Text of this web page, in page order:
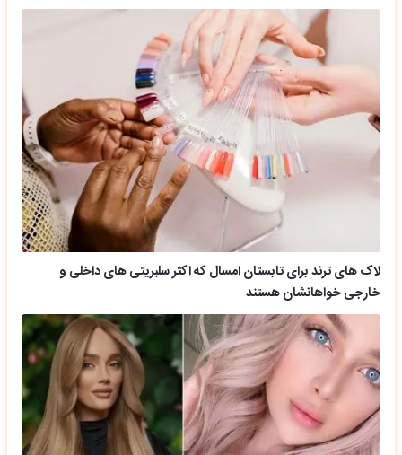
لاک های ترند برای تابستان امسال که اکثر سلبریتی های داخلی و
خارجی خواهانشان هستند